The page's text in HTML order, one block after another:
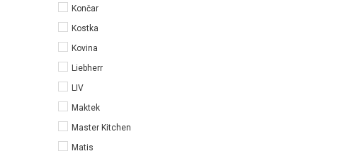
Končar
Kostka
Kovina
Liebherr
LIV
Maktek
Master Kitchen
Matis